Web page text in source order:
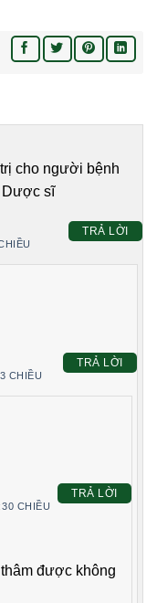
cho người bệnh
Dược sĩ
TRẢ LỜI
CHIỀU
TRẢ LỜI
CHIỀU
TRẢ LỜI
được không